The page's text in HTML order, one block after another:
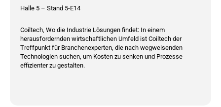
Halle 5 – Stand 5-E14
Coiltech, Wo die Industrie Lösungen findet: In einem
herausfordernden wirtschaftlichen Umfeld ist Coiltech der
Treffpunkt für Branchenexperten, die nach wegweisenden
Technologien suchen, um Kosten zu senken und Prozesse
effizienter zu gestalten.